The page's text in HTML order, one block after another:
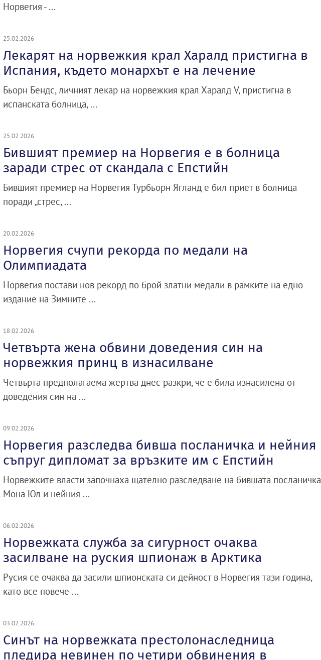
Норвегия - ...
25.02.2026
Лекарят на норвежкия крал Харалд пристигна в
Испания, където монархът е на лечение
Бьорн Бендс, личният лекар на норвежкия крал Харалд V, пристигна в
испанската болница, ...
25.02.2026
Бившият премиер на Норвегия е в болница
заради стрес от скандала с Епстийн
Бившият премиер на Норвегия Турбьорн Ягланд е бил приет в болница
поради „стрес, ...
20.02.2026
Норвегия счупи рекорда по медали на
Олимпиадата
Норвегия постави нов рекорд по брой златни медали в рамките на едно
издание на Зимните ...
18.02.2026
Четвърта жена обвини доведения син на
норвежкия принц в изнасилване
Четвърта предполагаема жертва днес разкри, че е била изнасилена от
доведения син на ...
09.02.2026
Норвегия разследва бивша посланичка и нейния
съпруг дипломат за връзките им с Епстийн
Норвежките власти започнаха щателно разследване на бившата посланичка
Мона Юл и нейния ...
06.02.2026
Норвежката служба за сигурност очаква
засилване на руския шпионаж в Арктика
Русия се очаква да засили шпионската си дейност в Норвегия тази година,
като все повече ...
03.02.2026
Синът на норвежката престолонаследница
пледира невинен по четири обвинения в